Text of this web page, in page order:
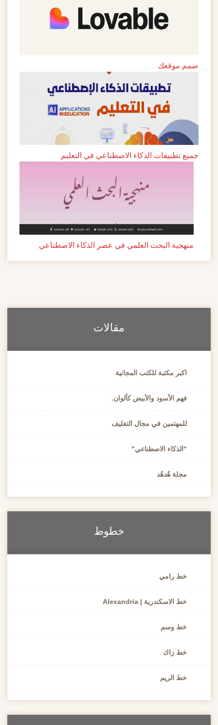
صمم موقعك
جميع تطبيقات الذكاء الاصطناعي في التعليم
منهجية البحث العلمي في عصر الذكاء الاصطناعي
مقالات
اكبر مكتبة للكتب المجانية
فهم الأسود والأبيض كألوان.
للمهتمين في مجال التغليف
"الذكاء الاصطناعي"
مجلة هُدهُد
خطوط
خط رامي
خط الاسكندرية | Alexandria
خط وسم
خط زاك
خط الريم